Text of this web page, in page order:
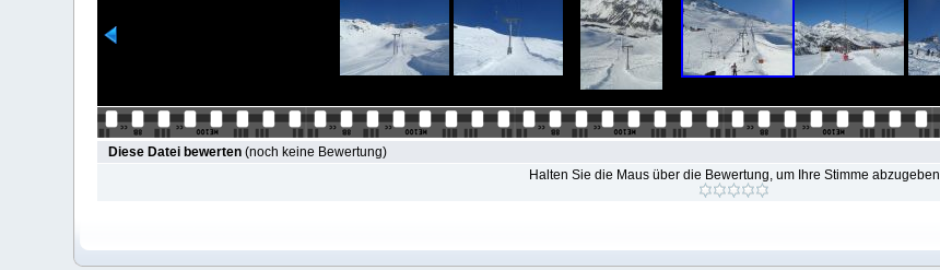
Diese Datei bewerten(noch keine Bewertung)
Halten Sie die Maus über die Bewertung, um Ihre Stimme abzugeben